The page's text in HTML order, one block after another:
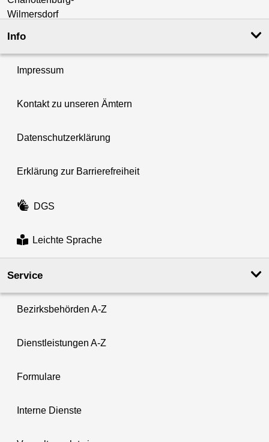
Info
Impressum
Kontakt zu unseren Ämtern
Datenschutzerklärung
Erklärung zur Barrierefreiheit
DGS
Leichte Sprache
Service
Bezirksbehörden A-Z
Dienstleistungen A-Z
Formulare
Interne Dienste